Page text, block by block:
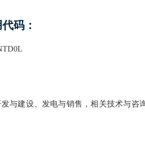
码：
与建设、发电与销售，相关技术与